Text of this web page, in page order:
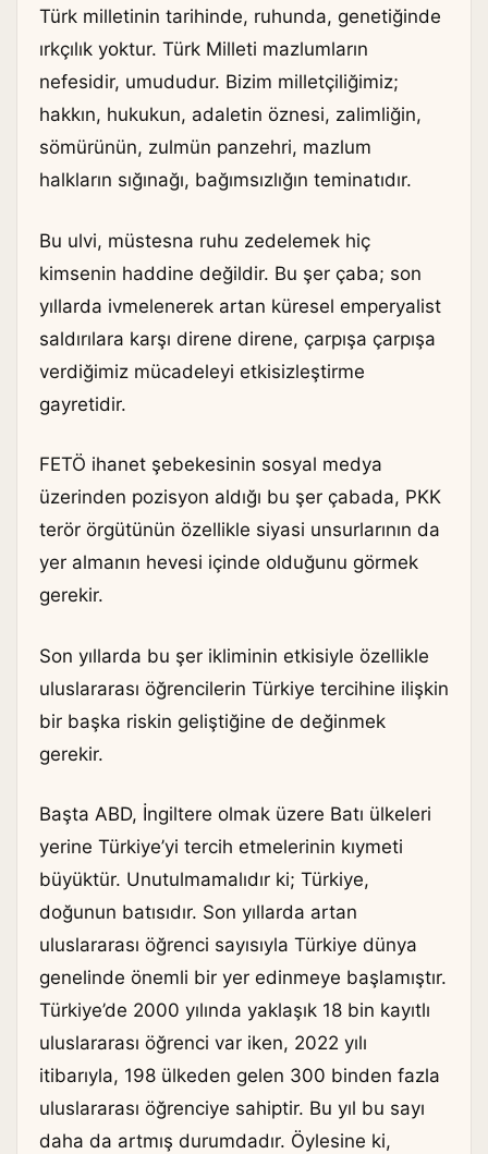
Türk milletinin tarihinde, ruhunda, genetiğinde
ırkçılık yoktur. Türk Milleti mazlumların
nefesidir, umududur. Bizim milletçiliğimiz;
hakkın, hukukun, adaletin öznesi, zalimliğin,
sömürünün, zulmün panzehri, mazlum
halkların sığınağı, bağımsızlığın teminatıdır.
Bu ulvi, müstesna ruhu zedelemek hiç
kimsenin haddine değildir. Bu şer çaba; son
yıllarda ivmelenerek artan küresel emperyalist
saldırılara karşı direne direne, çarpışa çarpışa
verdiğimiz mücadeleyi etkisizleştirme
gayretidir.
FETÖ ihanet şebekesinin sosyal medya
üzerinden pozisyon aldığı bu şer çabada, PKK
terör örgütünün özellikle siyasi unsurlarının da
yer almanın hevesi içinde olduğunu görmek
gerekir.
Son yıllarda bu şer ikliminin etkisiyle özellikle
uluslararası öğrencilerin Türkiye tercihine ilişkin
bir başka riskin geliştiğine de değinmek
gerekir.
Başta ABD, İngiltere olmak üzere Batı ülkeleri
yerine Türkiye’yi tercih etmelerinin kıymeti
büyüktür. Unutulmamalıdır ki; Türkiye,
doğunun batısıdır. Son yıllarda artan
uluslararası öğrenci sayısıyla Türkiye dünya
genelinde önemli bir yer edinmeye başlamıştır.
Türkiye’de 2000 yılında yaklaşık 18 bin kayıtlı
uluslararası öğrenci var iken, 2022 yılı
itibarıyla, 198 ülkeden gelen 300 binden fazla
uluslararası öğrenciye sahiptir. Bu yıl bu sayı
daha da artmış durumdadır. Öylesine ki,